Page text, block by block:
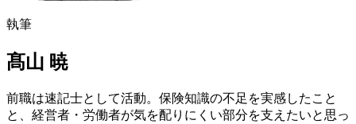
執筆
髙山 暁
前職は速記士として活動。保険知識の不足を実感したこと
と、経営者・労働者が気を配りにくい部分を支えたいと思っ